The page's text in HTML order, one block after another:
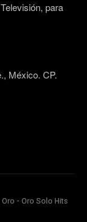
para
México. CP.
- Oro Solo Hits